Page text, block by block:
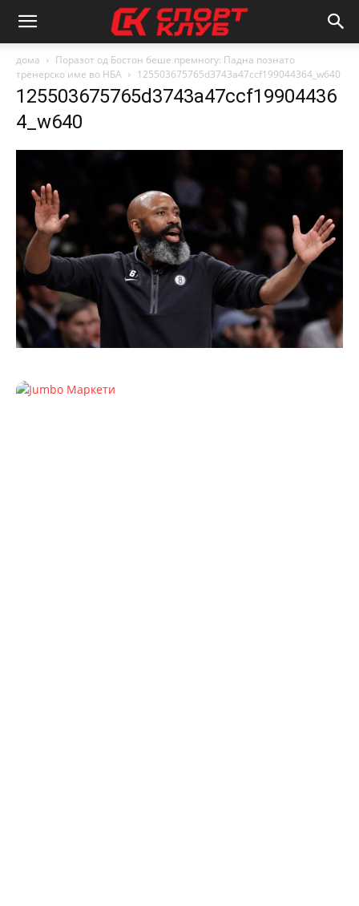
дома
Поразот од Бостон беше премногу: Падна познато
тренерско име во НБА
125503675765d3743a47ccf199044364_w640
125503675765d3743a47ccf19904436
4_w640